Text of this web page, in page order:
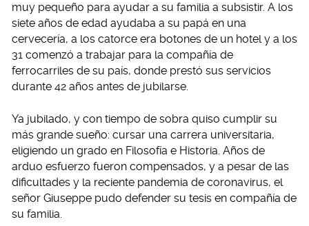
muy pequeño para ayudar a su familia a subsistir. A los
siete años de edad ayudaba a su papá en una
cervecería, a los catorce era botones de un hotel y a los
31 comenzó a trabajar para la compañía de
ferrocarriles de su país, donde prestó sus servicios
durante 42 años antes de jubilarse.
Ya jubilado, y con tiempo de sobra quiso cumplir su
más grande sueño: cursar una carrera universitaria,
eligiendo un grado en Filosofía e Historia. Años de
arduo esfuerzo fueron compensados, y a pesar de las
dificultades y la reciente pandemia de coronavirus, el
señor Giuseppe pudo defender su tesis en compañía de
su familia.